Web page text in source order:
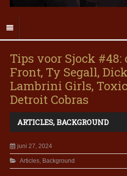
Tips voor Sjock #48:
Front, Ty Segall,
Lambrini Girls,
Detroit Cobras
ARTICLES, BACKGROUND
juni 27, 2024
Articles, Background